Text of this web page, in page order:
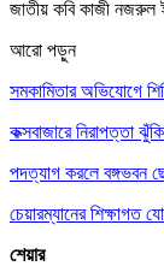
জাতীয় কবি কাজী নজরুল
আরো পড়ুন
সমকামিতার অভিযোগে
কক্সবাজারে নিরাপত্তা
পদত্যাগ করলে বঙ্গভবন
চেয়ারম্যানের শিক্ষাগত
শেয়ার